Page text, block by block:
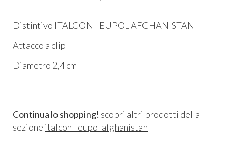
Distintivo ITALCON - EUPOL AFGHANISTAN
Attacco a clip
Diametro 2,4 cm
Continua lo shopping! scopri altri prodotti della
sezione italcon - eupol afghanistan